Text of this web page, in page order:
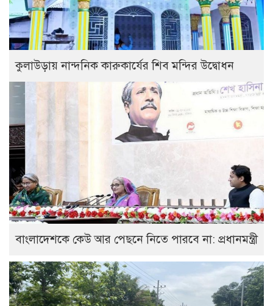
কুলাউড়ায় নান্দনিক কারুকার্যের শিব মন্দির উদ্বোধন
বাংলাদেশকে কেউ আর পেছনে নিতে পারবে না: প্রধানমন্ত্রী